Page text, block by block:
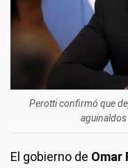
Perotti confirmó que
El gobierno de